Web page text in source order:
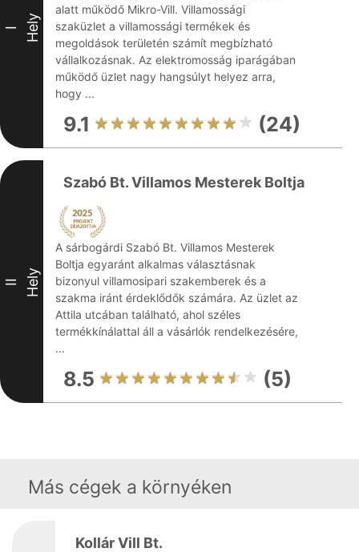
I Hely
alatt működő Mikro-Vill. Villamossági
szaküzlet a villamossági termékek és
megoldások területén számít megbízható
vállalkozásnak. Az elektromosság iparágában
működő üzlet nagy hangsúlyt helyez arra,
hogy ...
9.1 (24)
II Hely
Szabó Bt. Villamos Mesterek Boltja
A sárbogárdi Szabó Bt. Villamos Mesterek
Boltja egyaránt alkalmas választásnak
bizonyul villamosipari szakemberek és a
szakma iránt érdeklődők számára. Az üzlet az
Attila utcában található, ahol széles
termékkínálattal áll a vásárlók rendelkezésére,
...
8.5 (5)
Más cégek a környéken
Kollár Vill Bt.